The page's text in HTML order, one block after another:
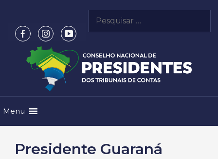
conteúdo
por:
Menu
Presidente Guaraná